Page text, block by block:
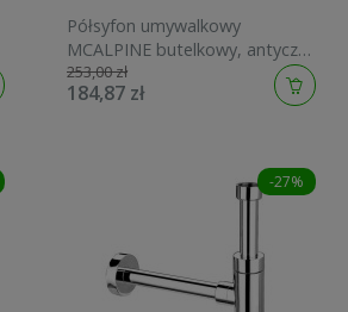
Półsyfon umywalkowy
MCALPINE butelkowy, antyczny
mosiądz 200AB
253,00 zł
184,87 zł
-27%